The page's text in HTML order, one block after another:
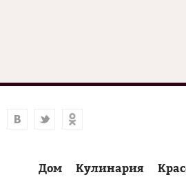
Дом Кулинария